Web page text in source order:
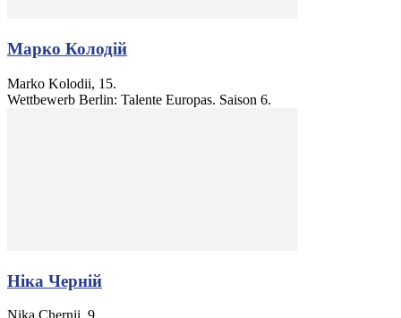
Марко Колодій
Marko Kolodii, 15.
Wettbewerb Berlin: Talente Europas. Saison 6.
Ніка Черній